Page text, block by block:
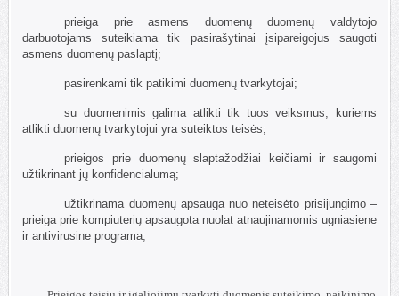
prieiga prie asmens duomenų duomenų valdytojo
darbuotojams suteikiama tik pasirašytinai įsipareigojus saugoti
asmens duomenų paslaptį;
pasirenkami tik patikimi duomenų tvarkytojai;
su duomenimis galima atlikti tik tuos veiksmus, kuriems
atlikti duomenų tvarkytojui yra suteiktos teisės;
prieigos prie duomenų slaptažodžiai keičiami ir saugomi
užtikrinant jų konfidencialumą;
užtikrinama duomenų apsauga nuo neteisėto prisijungimo –
prieiga prie kompiuterių apsaugota nuolat atnaujinamomis ugniasiene
ir antivirusine programa;